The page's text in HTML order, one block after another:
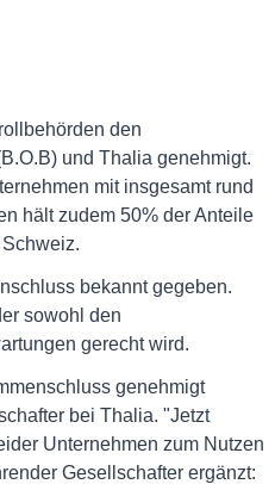
den
und Thalia genehmigt.
mit insgesamt rund
hält zudem 50% der Anteile
bekannt gegeben.
sowohl den
gerecht wird.
genehmigt
bei Thalia. "Jetzt
Unternehmen zum Nutzen
Gesellschafter ergänzt: